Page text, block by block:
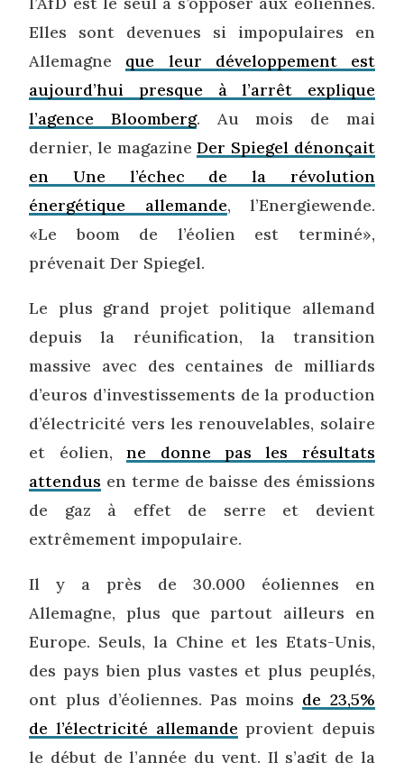
Elles sont devenues si impopulaires en
Allemagne que leur développement est
aujourd’hui presque à l’arrêt explique
l’agence Bloomberg. Au mois de mai
dernier, le magazineDer Spiegel dénonçait
en Une l’échec de la révolution
énergétique allemande, l’Energiewende.
«Le boom de l’éolien est terminé»,
prévenait Der Spiegel.
Le plus grand projet politique allemand
depuis la réunification, la transition
massive avec des centaines de milliards
d’euros d’investissements de la production
d’électricité vers les renouvelables, solaire
et éolien,ne donne pas les résultats
attendus en terme de baisse des émissions
de gaz à effet de serre et devient
extrêmement impopulaire.
Il y a près de 30.000 éoliennes en
Allemagne, plus que partout ailleurs en
Europe. Seuls, la Chine et les Etats-Unis,
des pays bien plus vastes et plus peuplés,
ont plus d’éoliennes. Pas moins de 23,5%
de l’électricité allemande provient depuis
le début de l’année du vent. Il s’agit de la